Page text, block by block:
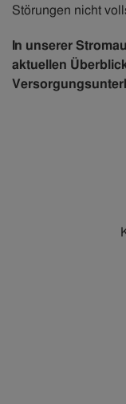
Störungen nicht
In unserer
aktuellen